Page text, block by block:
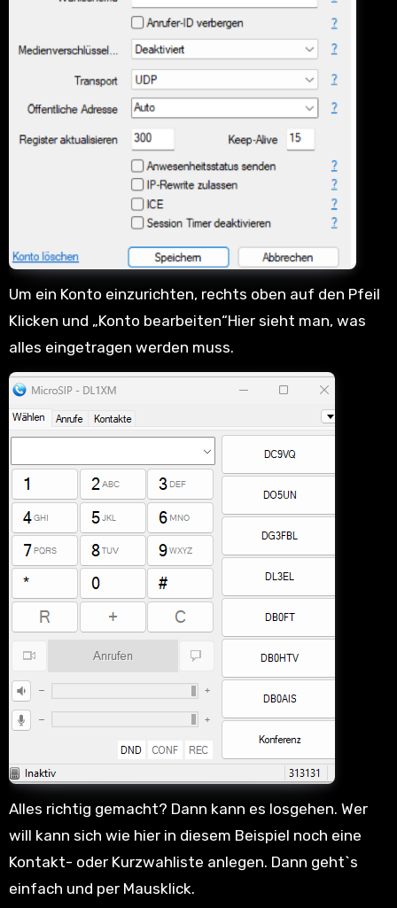
Um ein Konto einzurichten, rechts oben auf den Pfeil
Klicken und „Konto bearbeiten“Hier sieht man, was
alles eingetragen werden muss.
Alles richtig gemacht? Dann kann es losgehen. Wer
will kann sich wie hier in diesem Beispiel noch eine
Kontakt- oder Kurzwahliste anlegen. Dann geht`s
einfach und per Mausklick.